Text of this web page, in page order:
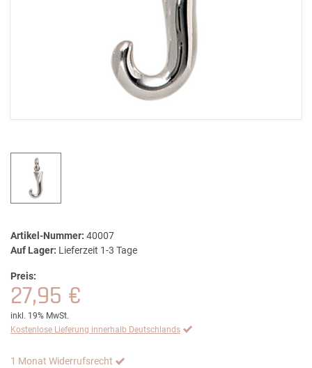
Artikel-Nummer: 40007
Auf Lager: Lieferzeit 1-3 Tage
Preis:
27,95 €
inkl. 19% MwSt.
Kostenlose Lieferung innerhalb Deutschlands
1 Monat Widerrufsrecht